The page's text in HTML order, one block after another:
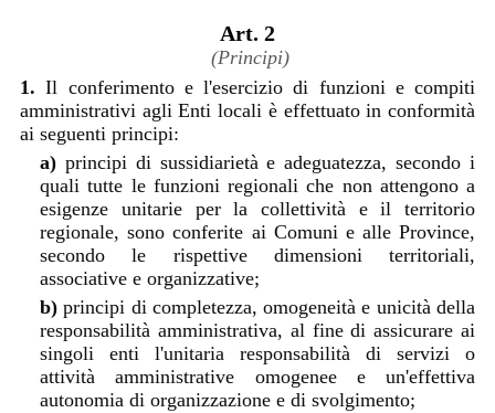
Art. 2
(Principi)
1.Il conferimento e l'esercizio di funzioni e compiti
amministrativi agli Enti locali è effettuato in conformità
ai seguenti principi:
a) principi di sussidiarietà e adeguatezza, secondo i
quali tutte le funzioni regionali che non attengono a
esigenze unitarie per la collettività e il territorio
regionale, sono conferite ai Comuni e alle Province,
secondo le rispettive dimensioni territoriali,
associative e organizzative;
b)principi di completezza, omogeneità e unicità della
responsabilità amministrativa, al fine di assicurare ai
singoli enti l'unitaria responsabilità di servizi o
attività amministrative omogenee e un'effettiva
autonomia di organizzazione e di svolgimento;